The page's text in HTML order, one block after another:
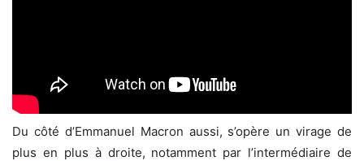
Du côté d’Emmanuel Macron aussi, s’opère un virage de
plus en plus à droite, notamment par l’intermédiaire de